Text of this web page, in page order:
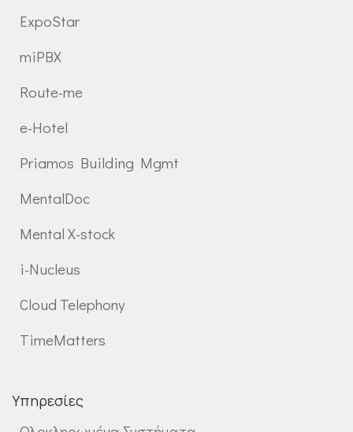
ExpoStar
miPBX
Route-me
e-Hotel
Priamos Building Mgmt
MentalDoc
Mental X-stock
i-Nucleus
Cloud Telephony
TimeMatters
Υπηρεσίες